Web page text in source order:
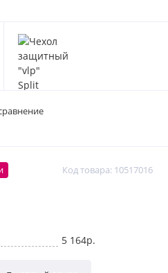
Код товара: 10517016
5 164р.